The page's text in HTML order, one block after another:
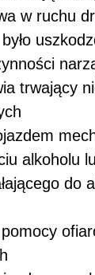
w ruchu
trwający
alkoholu
do